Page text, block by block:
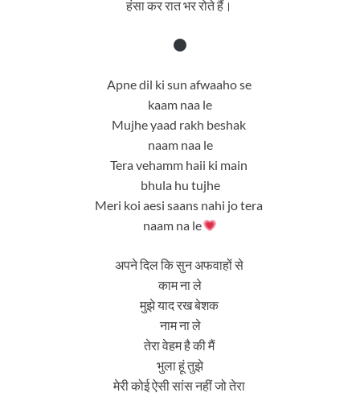
हंसा कर रात भर रोते हैं।
Apne dil ki sun afwaaho se
kaam naa le
Mujhe yaad rakh beshak
naam naa le
Tera vehamm haii ki main
bhula hu tujhe
Meri koi aesi saans nahi jo tera
naam na le
अपने दिल कि सुन अफवाहों से
काम ना ले
मुझे याद रख बेशक
नाम ना ले
तेरा वेहम है की मैं
भुला हूं तुझे
मेरी कोई ऐसी सांस नहीं जो तेरा